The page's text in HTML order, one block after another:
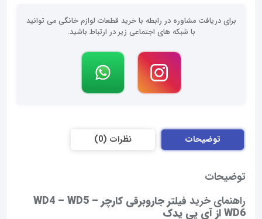
برای دریافت مشاوره در رابطه با خرید قطعات لوازم خانگی می توانید
با شبکه های اجتماعی زیر در ارتباط باشید.
توضیحات نظرات (0)
توضیحات
راهنمای خرید
فیلتر جاروبرقی کارچر WD4 – WD5 –
WD6 از آی پی یدک